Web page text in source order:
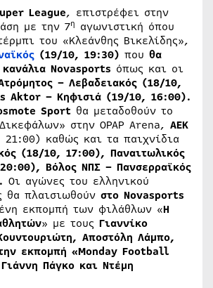
League, επιστρέφει στην
με την 7η αγωνιστική όπου
του «Κλεάνθης Βικελίδης»,
(19/10, 19:30) που θα
Novasports όπως και οι
– Λεβαδειακός (18/10,
Aktor – Κηφισιά (19/10, 16:00).
Sport θα μεταδοθούν το
στην OPAP Arena, AEK
καθώς και τα παιχνίδια
(18/10, 17:00), Παναιτωλικός
Βόλος ΝΠΣ – Πανσερραϊκός
Οι αγώνες του ελληνικού
θα πλαισιωθούν στο Novasports
εκπομπή των φιλάθλων «Η
» με τους Γιαννίκο
Αποστόλη Λάμπο,
εκπομπή «Monday Football
Πάγκο και Ντέμη